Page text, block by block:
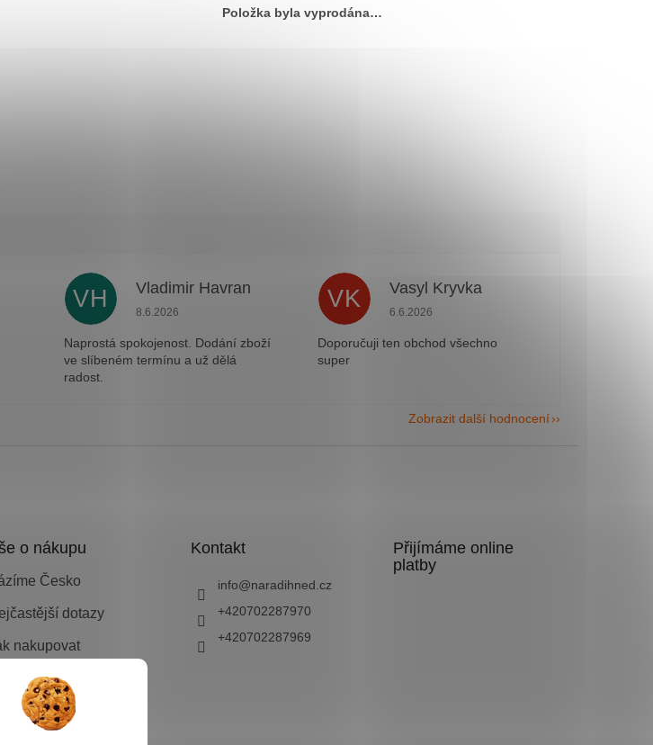
Položka byla vyprodána…
5 z 5 hvězdiček.
VH Vladimir Havran
Hodnocení obchodu je 5 z 5 hvězdiček.
8.6.2026
Naprostá spokojenost. Dodání zboží
ve slíbeném termínu a už dělá
radost.
VK Vasyl Kryvka
Hodnocení obchodu je 5 z 5 hvězdiček.
6.6.2026
Doporučuji ten obchod všechno
super
Zobrazit další hodnocení
o nákupu
Česko
dotazy
nakupovat
a platba
zboží nebo
Kontakt
info@naradihned.cz
+420702287970
+420702287969
Přijímáme online
platby